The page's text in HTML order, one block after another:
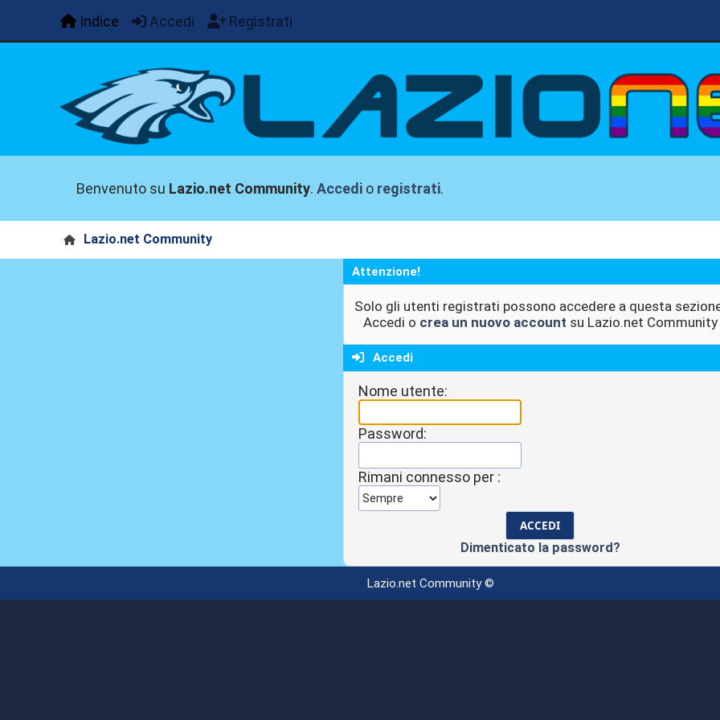
Indice Accedi Registrati
Benvenuto su Lazio.net Community.Accedi o registrati.
Lazio.net Community
Attenzione!
Solo gli utenti registrati possono accedere a questa
Accedi o crea un nuovo account su Lazio.net Community
Accedi
Nome utente:
Password:
Rimani connesso per :
Dimenticato la password?
Lazio.net Community ©